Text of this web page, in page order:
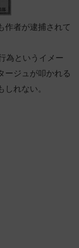
作者が逮捕されて
為というイメー
ージュが叩かれる
れない。